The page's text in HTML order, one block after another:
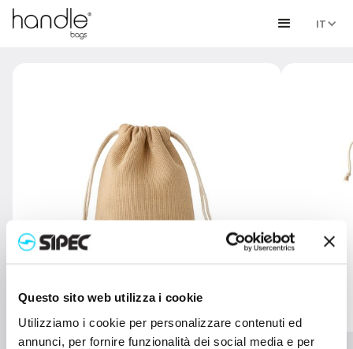
Questo sito web utilizza i cookie
Utilizziamo i cookie per personalizzare contenuti ed
annunci, per fornire funzionalità dei social media e per
IT